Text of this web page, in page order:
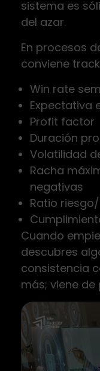
sistema es
del azar.
En procesos
conviene
Win rate
Expectativa
Profit factor
Duración
Volatilidad
Racha
negativas
Ratio
Cuando
descubres
consistencia
más; viene